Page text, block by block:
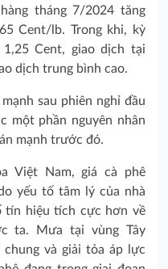
tháng 7/2024 tăng
Cent/lb. Trong khi, kỳ
Cent, giao dịch tại
dịch trung bình cao.
sau phiên nghỉ đầu
một phần nguyên nhân
mạnh trước đó.
Việt Nam, giá cà phê
yếu tố tâm lý của nhà
hiệu tích cực hơn về
ta. Mưa tại vùng Tây
chung và giải tỏa áp lực